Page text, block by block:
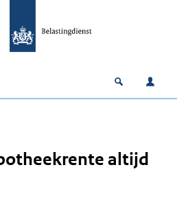
Open
altijd